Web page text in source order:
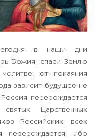
в наши дни
Божия, спаси Землю
от покаяния
зависит будущее не
перерождается
Царственных
Российских, всех
перерождается, ибо